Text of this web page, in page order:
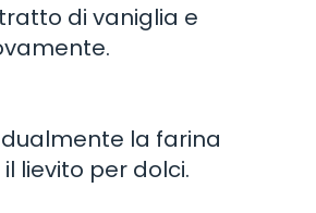
di vaniglia e
la farina
lievito per dolci.